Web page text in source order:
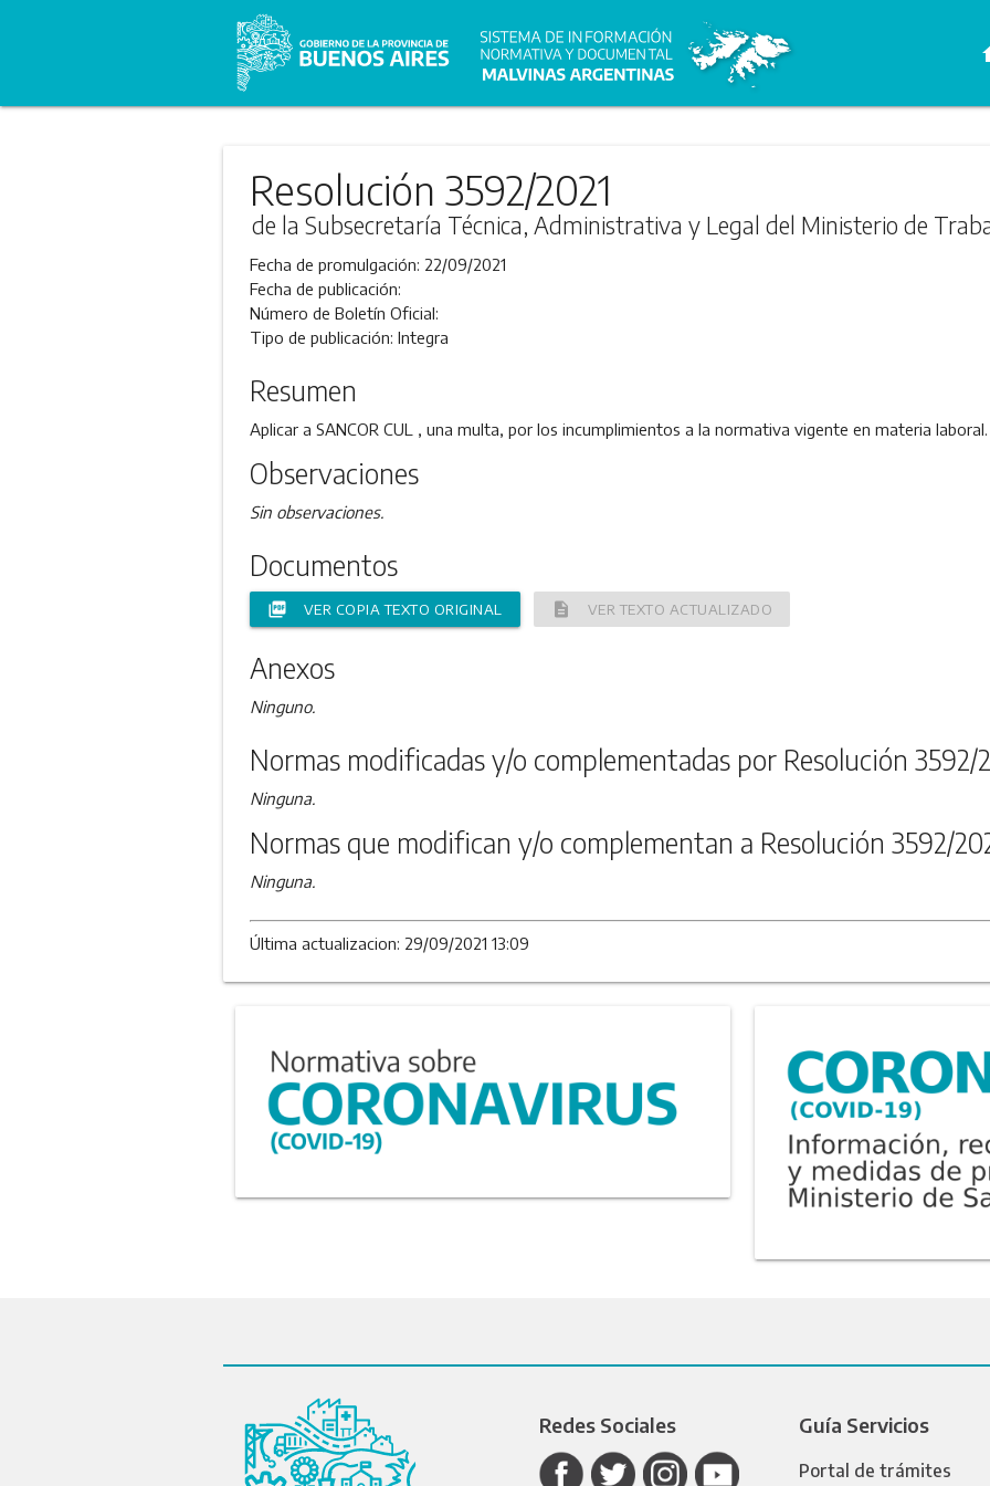
Resolución 3592/2021
de la Subsecretaría Técnica, Administrativa y Legal del Ministerio de
Fecha de promulgación: 22/09/2021
Fecha de publicación:
Número de Boletín Oficial:
Tipo de publicación: Integra
Resumen
Aplicar a SANCOR CUL , una multa, por los incumplimientos a la normativa vigente en materia laboral.
Observaciones
Sin observaciones.
Documentos
picture_as_pdf VER COPIA TEXTO ORIGINAL description VER TEXTO ACTUALIZADO
Anexos
Ninguno.
Normas modificadas y/o complementadas por Resolución 3592/
Ninguna.
Normas que modifican y/o complementan a Resolución 3592/
Ninguna.
Última actualizacion: 29/09/2021 13:09
Redes Sociales Guía Servicios
Portal de trámites